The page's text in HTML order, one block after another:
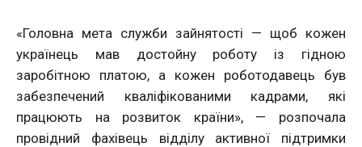
«Головна мета служби зайнятості — щоб кожен
українець мав достойну роботу із гідною
заробітною платою, а кожен роботодавець був
забезпечений кваліфікованими кадрами, які
працюють на розвиток країни», — розпочала
провідний фахівець відділу активної підтримки